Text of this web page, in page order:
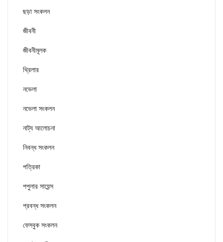
ছড়া সংকলন
জীবনী
জীবনীমূলক
থ্রিলার
নভেলা
নভেলা সংকলন
নাট্য আলোচনা
নিবন্ধ সংকলন
পত্রিকা
পপুলার সায়েন্স
প্রবন্ধ সংকলন
ফেসবুক সংকলন